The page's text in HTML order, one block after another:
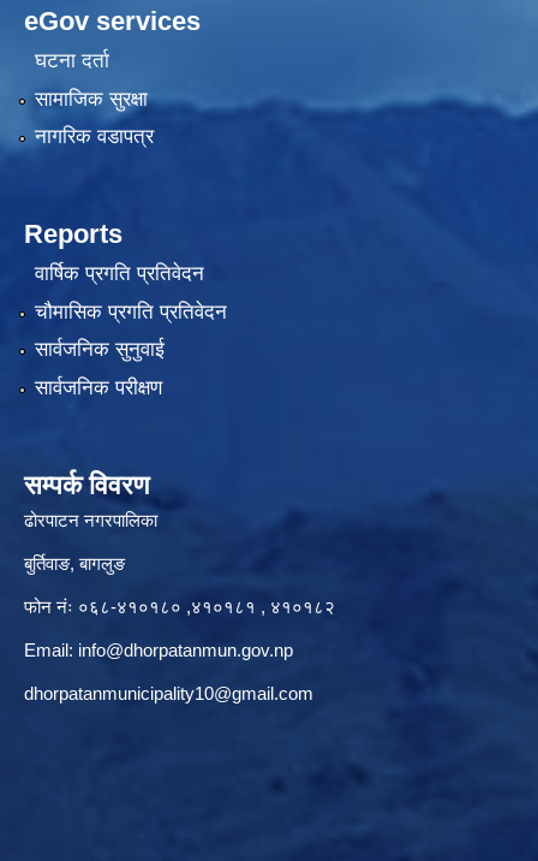
eGov services
घटना दर्ता
सामाजिक सुरक्षा
नागरिक वडापत्र
Reports
वार्षिक प्रगति प्रतिवेदन
चौमासिक प्रगति प्रतिवेदन
सार्वजनिक सुनुवाई
सार्वजनिक परीक्षण
सम्पर्क विवरण
ढोरपाटन नगरपालिका
बुर्तिवाङ, बागलुङ
फोन नंः ०६८-४१०१८० ,४१०१८१ , ४१०१८२
Email: info@dhorpatanmun.gov.np
dhorpatanmunicipality10@gmail.com